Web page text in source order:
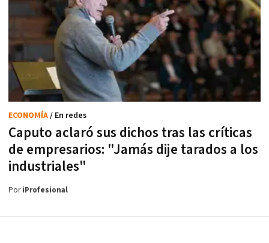
Caputo aclaró sus dichos tras las críticas
de empresarios: "Jamás dije tarados a los
industriales"
ECONOMÍA/ En redes
PoriProfesional